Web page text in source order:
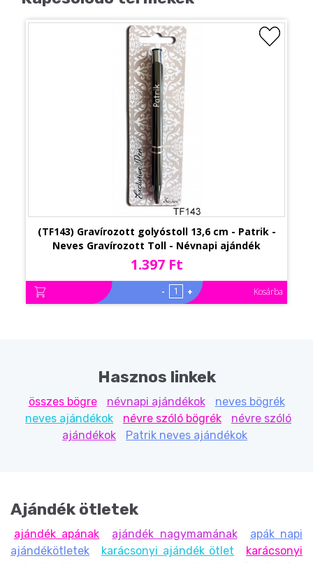
(TF143) Gravírozott golyóstoll 13,6 cm - Patrik -
Neves Gravírozott Toll - Névnapi ajándék
1.397 Ft
- + Kosárba
Hasznos linkek
összes bögre névnapi ajándékok
neves bögrék
neves ajándékok
névre szóló bögrék
névre szóló
ajándékok
Patrik neves ajándékok
Ajándék ötletek
ajándék apának ajándék nagymamának
apák napi
ajándékötletek
karácsonyi ajándék ötlet
karácsonyi